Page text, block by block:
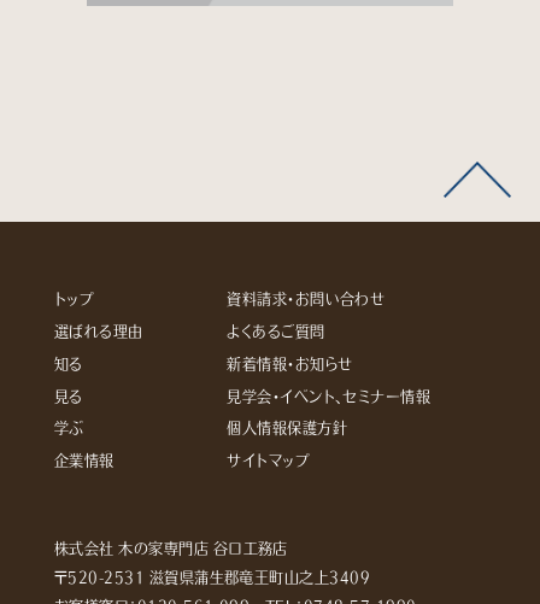
トップ
選ばれる理由
知る
見る
学ぶ
企業情報
資料請求・お問い合わせ
よくあるご質問
新着情報・お知らせ
見学会・イベント、セミナー情報
個人情報保護方針
サイトマップ
株式会社 木の家専門店 谷口工務店
〒520-2531 滋賀県蒲生郡竜王町山之上3409